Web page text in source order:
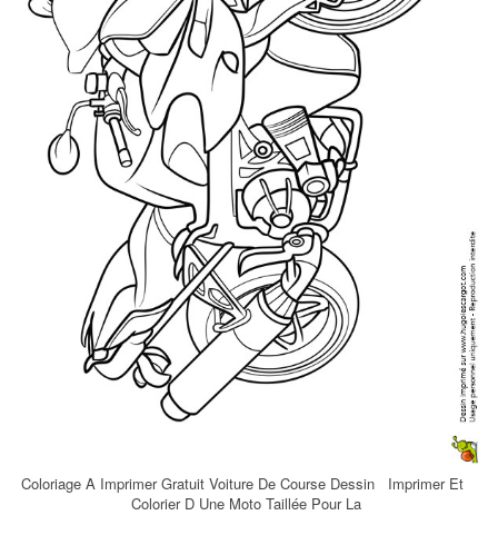
Coloriage A Imprimer Gratuit Voiture De Course Dessin Imprimer Et
Colorier D Une Moto Taillée Pour La